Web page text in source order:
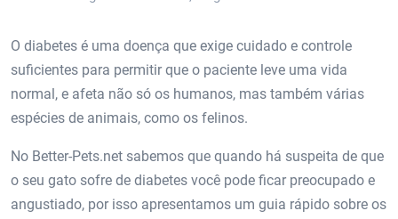
O diabetes é uma doença que exige cuidado e controle
suficientes para permitir que o paciente leve uma vida
normal, e afeta não só os humanos, mas também várias
espécies de animais, como os felinos.
No Better-Pets.net sabemos que quando há suspeita de que
o seu gato sofre de diabetes você pode ficar preocupado e
angustiado, por isso apresentamos um guia rápido sobre os